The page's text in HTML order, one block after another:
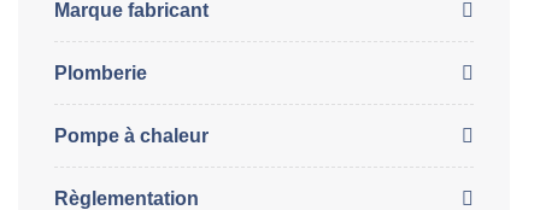
Marque fabricant
Plomberie
Pompe à chaleur
Règlementation